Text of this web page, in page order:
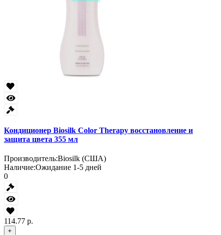
Кондиционер Biosilk Color Therapy восстановление и
защита цвета 355 мл
Производитель:Biosilk (США)
Наличие:Ожидание 1-5 дней
0
114.77 р.
+